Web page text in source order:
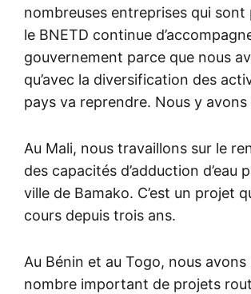
nombreuses entreprises qui sont
le BNETD continue
gouvernement parce que nous
qu’avec la diversification des
pays va reprendre. Nous y avons
Au Mali, nous travaillons sur le
des capacités d’adduction d’eau
ville de Bamako. C’est un projet
cours depuis trois ans.
Au Bénin et au Togo, nous avons
nombre important de projets